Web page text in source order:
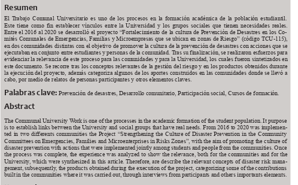
Resumen
El Trabajo Comunal Universitario es uno de los procesos en la formación académica de la población estudiantil.
Este tiene como fin establecer vínculos entre la Universidad y los grupos sociales que tienen necesidades reales.
Entre el 2016 al 2020 se desarrolló el proyecto “Fortalecimiento de la cultura de Prevención de Desastres en los Co-
mités Comunales de Emergencias, Familias y Microempresas que se ubican en zonas de Riesgo” (código TCU-115),
en dos comunidades distintas con el objetivo de promover la cultura de la prevención de desastres con acciones que se
ejecutaban en conjunto entre estudiantes y personas de la comunidad. Tras su finalización, se realizaron esfuerzos para
evidenciar la relevancia de este proceso para las comunidades y para la Universidad, los cuales fueron sintetizados en
este documento. Se recorre tras los conceptos relevantes de la gestión del riesgo y en los productos obtenidos durante
la ejecución del proyecto, además categoriza algunos de los aportes construidos en las comunidades donde se llevó a
cabo, por medio de relatos de personas participantes y otros elementos claves.
Palabras clave: Prevención de desastres, Desarrollo comunitario, Participación social, Cursos de formación.
Abstract
The Communal University Work is one of the processes in the academic formation of the student population. It purpose
is to establish links between the University and social groups that have real needs. From 2016 to 2020 was implemen-
ted in two differents communities the Project “Strengthening the Culture of Disaster Prevention in the Community
Committees on Emergencies, Families and Microenterprises in Risks Zones”, with the aim of promoting the culture of
disaster prevention with actions that were implemented jointly among students and people from the communities. Once
the process was complete, the experience was analyzed to show the relevance, both for the communities and for the
University, which were synthesized in this article. Therefore, are describe the relevant concepts of disaster risk mana-
gement, subsequently, the products obtained during the execution of the project, categorizing some of the contributions
built in the communities where it was carried out, through interviews from participants and others importants elements.